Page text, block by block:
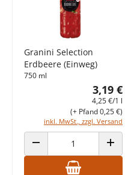
Granini Selection
Erdbeere (Einweg)
750 ml
3,19 €
4,25 €/1 l
inkl. MwSt., zzgl. Versand
(+ Pfand 0,25 €)
ANZAHL VERRINGERN